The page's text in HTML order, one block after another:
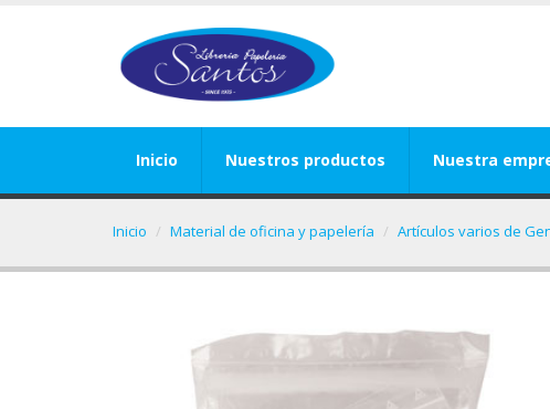
Inicio Nuestros productos Nuestra
Inicio Material de oficina y papelería Artículos varios de